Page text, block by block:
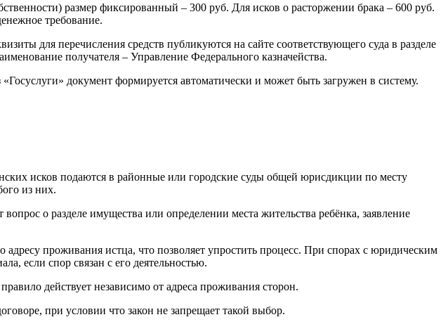
размер фиксированный – 300 руб. Для исков о расторжении брака – 600 руб.
требование.
для перечисления средств публикуются на сайте соответствующего суда в разделе
получателя – Управление Федерального казначейства.
документ формируется автоматически и может быть загружен в систему.
исков подаются в районные или городские суды общей юрисдикции по месту
из них.
о разделе имущества или определении места жительства ребёнка, заявление
адресу проживания истца, что позволяет упростить процесс. При спорах с юридическим
если спор связан с его деятельностью.
действует независимо от адреса проживания сторон.
при условии что закон не запрещает такой выбор.